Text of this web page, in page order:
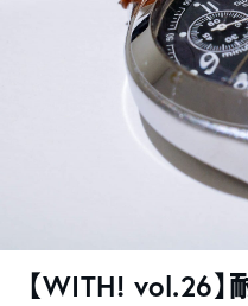
【WITH! vol.26